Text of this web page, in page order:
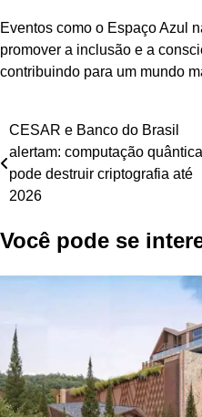
Eventos como o Espaço Azul
promover a inclusão e a
contribuindo para um mundo
Navegação
de
Post
CESAR e Banco do Brasil
alertam: computação quântica
pode destruir criptografia até
2026
Você pode se